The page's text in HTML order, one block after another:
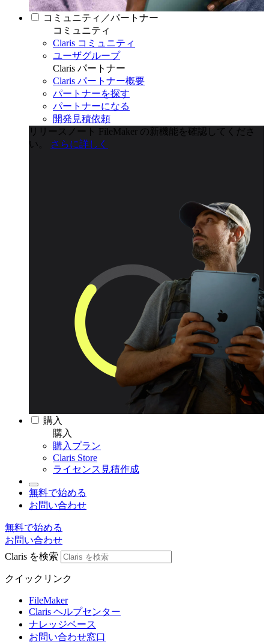
コミュニティ／パートナー
コミュニティ
Claris コミュニティ
ユーザグループ
Claris パートナー
Claris パートナー概要
パートナーを探す
パートナーになる
開発見積依頼
リリースノート
FileMaker の新機能を確認してくださ
い。
さらに詳しく
購入
購入
購入プラン
Claris Store
ライセンス見積作成
無料で始める
お問い合わせ
無料で始める
お問い合わせ
Claris を検索
クイックリンク
FileMaker
Claris ヘルプセンター
ナレッジベース
お問い合わせ窓口